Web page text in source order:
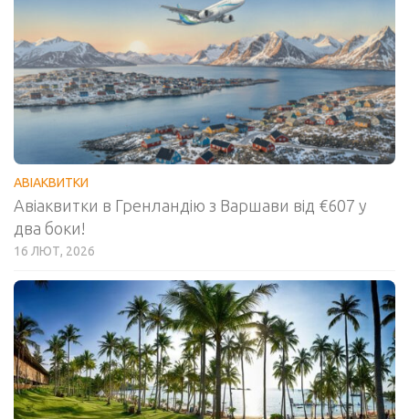
АВІАКВИТКИ
Авіаквитки в Гренландію з Варшави від €607 у
два боки!
16 ЛЮТ, 2026